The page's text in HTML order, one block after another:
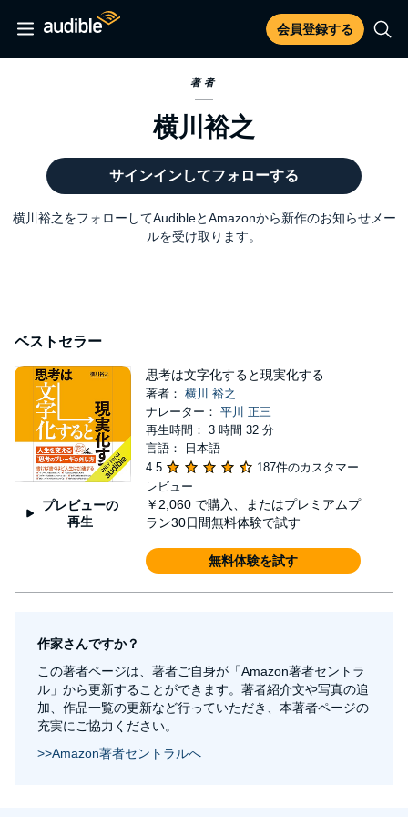
会員登録する
著者
横川裕之
サインインしてフォローする
横川裕之をフォローしてAudibleとAmazonから新作のお知らせメー
ルを受け取ります。
ベストセラー
プレビューの
再生
思考は文字化すると現実化する
著者： 横川 裕之
ナレーター： 平川 正三
再生時間： 3 時間 32 分
言語： 日本語
4.5
187件のカスタマー
レビュー
￥2,060 で購入、またはプレミアムプ
ラン30日間無料体験で試す
無料体験を試す
作家さんですか？
この著者ページは、著者ご自身が「Amazon著者セントラ
ル」から更新することができます。著者紹介文や写真の追
加、作品一覧の更新など行っていただき、本著者ページの
充実にご協力ください。
>>Amazon著者セントラルへ